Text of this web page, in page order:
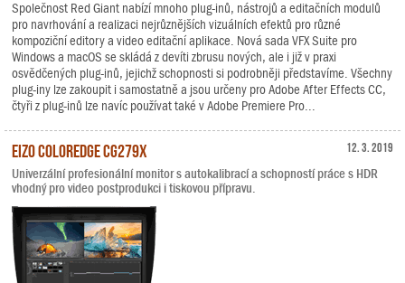
Společnost Red Giant nabízí mnoho plug-inů, nástrojů a editačních modulů
pro navrhování a realizaci nejrůznějších vizuálních efektů pro různé
kompoziční editory a video editační aplikace. Nová sada VFX Suite pro
Windows a macOS se skládá z devíti zbrusu nových, ale i již v praxi
osvědčených plug-inů, jejichž schopnosti si podrobněji představíme. Všechny
plug-iny lze zakoupit i samostatně a jsou určeny pro Adobe After Effects CC,
čtyři z plug-inů lze navíc používat také v Adobe Premiere Pro...
12. 3. 2019
EIZO ColorEdge CG279X
Univerzální profesionální monitor s autokalibrací a schopností práce s HDR
vhodný pro video postprodukci i tiskovou přípravu.